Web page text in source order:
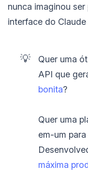
nunca imaginou
interface do Claude
💡
Quer uma
API que
bonita?
Quer uma
em-um
máxima